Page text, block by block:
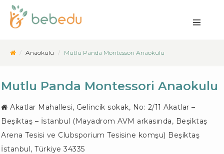
Anaokulu Mutlu Panda Montessori Anaokulu
Mutlu Panda Montessori Anaokulu
Akatlar Mahallesi, Gelincik sokak, No: 2/11 Akatlar –
Beşiktaş – İstanbul (Mayadrom AVM arkasında, Beşiktaş
Arena Tesisi ve Clubsporium Tesisine komşu) Beşiktaş
İstanbul, Türkiye 34335